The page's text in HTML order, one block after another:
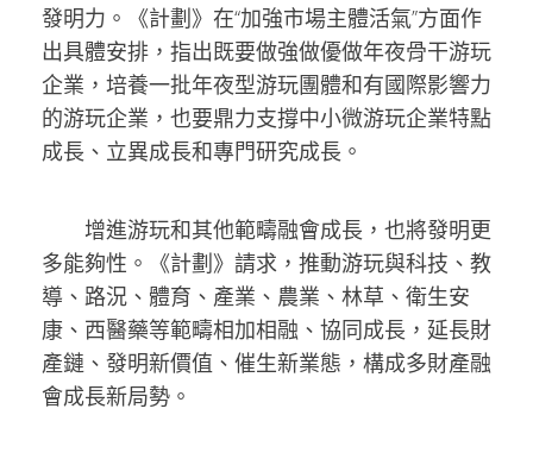
發明力。《計劃》在“加強市場主體活氣”方面作
出具體安排，指出既要做強做優做年夜骨干游玩
企業，培養一批年夜型游玩團體和有國際影響力
的游玩企業，也要鼎力支撐中小微游玩企業特點
成長、立異成長和專門研究成長。
增進游玩和其他範疇融會成長，也將發明更
多能夠性。《計劃》請求，推動游玩與科技、教
導、路況、體育、產業、農業、林草、衛生安
康、西醫藥等範疇相加相融、協同成長，延長財
產鏈、發明新價值、催生新業態，構成多財產融
會成長新局勢。